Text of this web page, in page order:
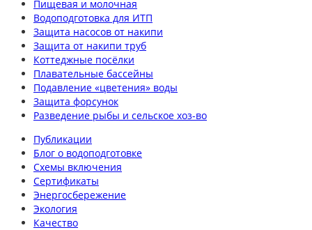
Пищевая и молочная
Водоподготовка для ИТП
Защита насосов от накипи
Защита от накипи труб
Коттеджные посёлки
Плавательные бассейны
Подавление «цветения» воды
Защита форсунок
Разведение рыбы и сельское хоз-во
Публикации
Блог о водоподготовке
Схемы включения
Сертификаты
Энергосбережение
Экология
Качество